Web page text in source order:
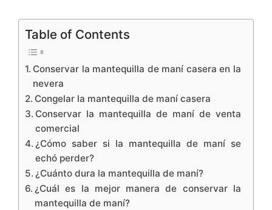
i
e
Table of Contents
Conservar la mantequilla de maní casera en la
nevera
Congelar la mantequilla de maní casera
Conservar la mantequilla de maní de venta
comercial
¿Cómo saber si la mantequilla de maní se
echó perder?
¿Cuánto dura la mantequilla de maní?
¿Cuál es la mejor manera de conservar la
mantequilla de maní?